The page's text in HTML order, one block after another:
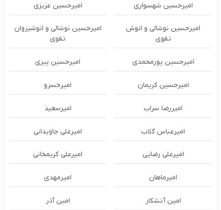
امیرحسین شهسواری امیرحسین عزیزی
امیرحسین نوشالی و انوش
تقوی
امیرحسین نوشالی و انوشیروان
تقوی
امیرحسین پورمحمدی امیرحسین پیری
امیرحسین کریمان امیرخسرو
امیررضا سراب امیرسعید
امیرعباس گلاب امیرعلی جاویدانی
امیرعلی رضایی امیرعلی کریمخانی
امیرماهان امیرمهدی
امین آتشکار امین آذر